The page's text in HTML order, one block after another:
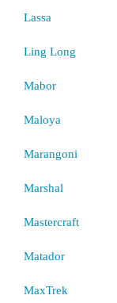
Lassa
Ling Long
Mabor
Maloya
Marangoni
Marshal
Mastercraft
Matador
MaxTrek